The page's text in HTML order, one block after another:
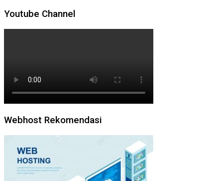
Youtube Channel
Webhost Rekomendasi